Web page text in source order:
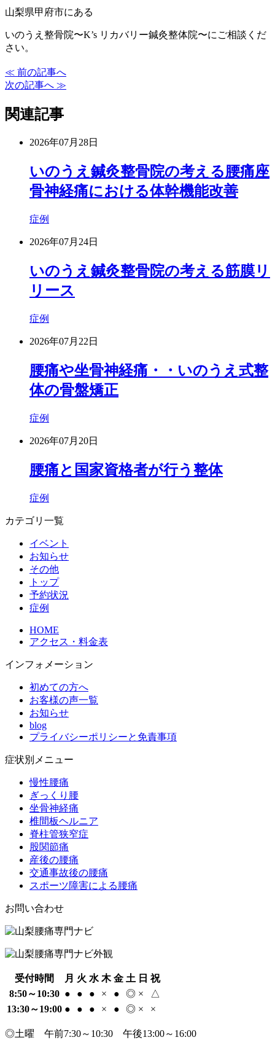
山梨県甲府市にある
いのうえ整骨院〜K’s リカバリー鍼灸整体院〜にご相談くだ
さい。
≪ 前の記事へ
次の記事へ ≫
関連記事
2026年07月28日
いのうえ鍼灸整骨院の考える腰痛座
骨神経痛における体幹機能改善
症例
2026年07月24日
いのうえ鍼灸整骨院の考える筋膜リ
リース
症例
2026年07月22日
腰痛や坐骨神経痛・・いのうえ式整
体の骨盤矯正
症例
2026年07月20日
腰痛と国家資格者が行う整体
症例
カテゴリ一覧
イベント
お知らせ
その他
トップ
予約状況
症例
HOME
アクセス・料金表
インフォメーション
初めての方へ
お客様の声一覧
お知らせ
blog
プライバシーポリシーと免責事項
症状別メニュー
慢性腰痛
ぎっくり腰
坐骨神経痛
椎間板ヘルニア
脊柱管狭窄症
股関節痛
産後の腰痛
交通事故後の腰痛
スポーツ障害による腰痛
お問い合わせ
受付時間 月 火 水 木 金 土 日 祝
8:50～10:30 ● ● ● × ● ◎ ×
△
13:30～19:00 ● ● ● × ● ◎ × ×
◎土曜 午前7:30～10:30 午後13:00～16:00